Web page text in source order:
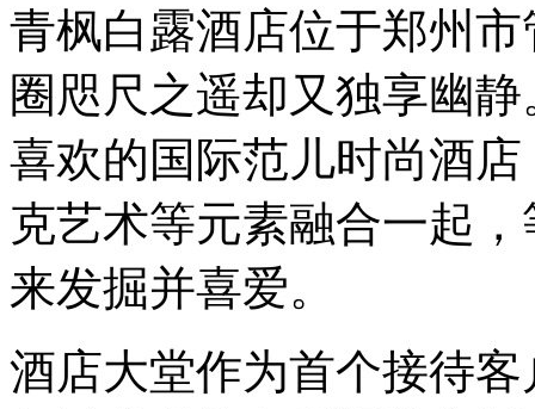
青枫白露酒店位于郑州
圈咫尺之遥却又独享幽
喜欢的国际范儿时尚酒
克艺术等元素融合一起
来发掘并喜爱。
酒店大堂作为首个接待